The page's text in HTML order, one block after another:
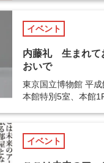
イベント
内藤礼 生まれて
おいで
東京国立博物館 平成
本館特別5室、本館
イベント